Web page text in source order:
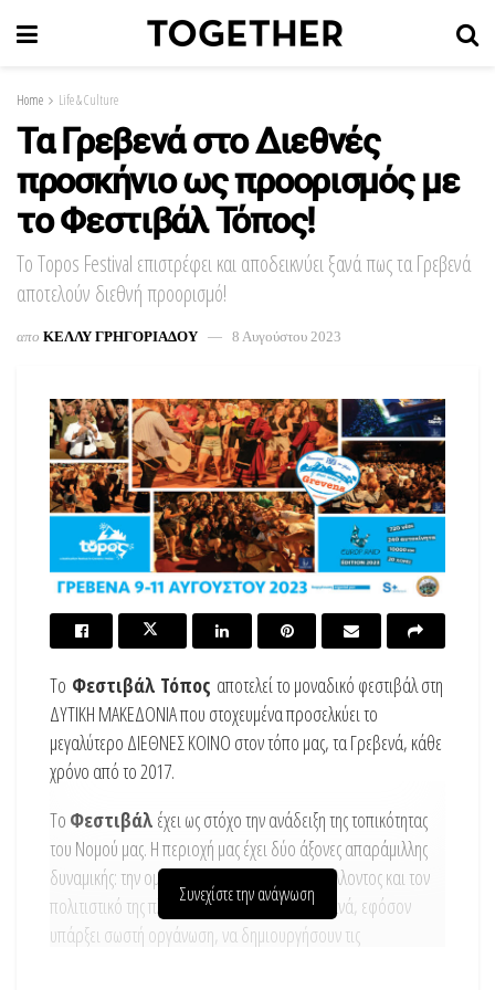
Home Life & Culture
Τα Γρεβενά στο Διεθνές
προσκήνιο ως προορισμός με
το Φεστιβάλ Τόπος!
Το Topos Festival επιστρέφει και αποδεικνύει ξανά πως τα Γρεβενά
αποτελούν διεθνή προορισμό!
απο ΚΕΛΛΥ ΓΡΗΓΟΡΙΑΔΟΥ 8 Αυγούστου 2023
Το Φεστιβάλ Τόπος αποτελεί το μοναδικό φεστιβάλ στη
ΔΥΤΙΚΗ ΜΑΚΕΔΟΝΙΑ που στοχευμένα προσελκύει το
μεγαλύτερο ΔΙΕΘΝΕΣ ΚΟΙΝΟ στον τόπο μας, τα Γρεβενά, κάθε
χρόνο από το 2017.
Το Φεστιβάλ έχει ως στόχο την ανάδειξη της τοπικότητας
του Νομού μας. Η περιοχή μας έχει δύο άξονες απαράμιλλης
δυναμικής: την ομορφιά του φυσικού περιβάλλοντος και τον
πολιτιστικό της πλούτο. Τα δύο αυτά είναι ικανά, εφόσον
υπάρξει σωστή οργάνωση, να δημιουργήσουν τις
Συνεχίστε την ανάγνωση